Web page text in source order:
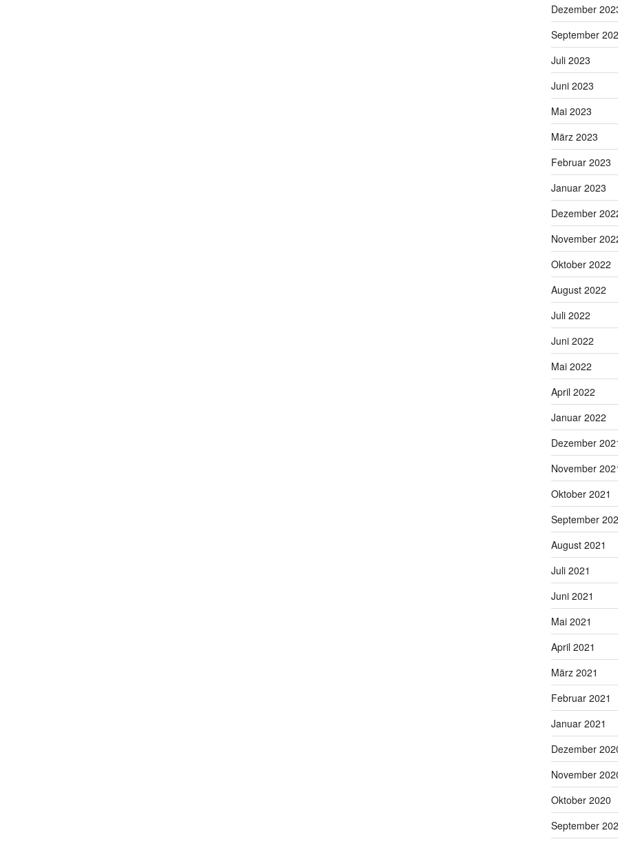
Dezember
September
Juli 2023
Juni 2023
Mai 2023
März 2023
Februar 2023
Januar 2023
Dezember
November
Oktober 2022
August 2022
Juli 2022
Juni 2022
Mai 2022
April 2022
Januar 2022
Dezember
November
Oktober 2021
September
August 2021
Juli 2021
Juni 2021
Mai 2021
April 2021
März 2021
Februar 2021
Januar 2021
Dezember
November
Oktober 2020
September